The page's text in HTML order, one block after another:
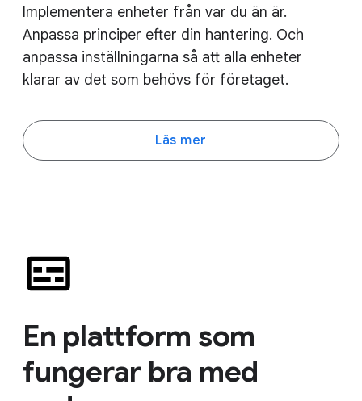
Implementera enheter från var du än är.
Anpassa principer efter din hantering. Och
anpassa inställningarna så att alla enheter
klarar av det som behövs för företaget.
Läs mer
En plattform som
fungerar bra med